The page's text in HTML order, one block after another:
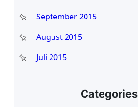
September 2015
August 2015
Juli 2015
Categories